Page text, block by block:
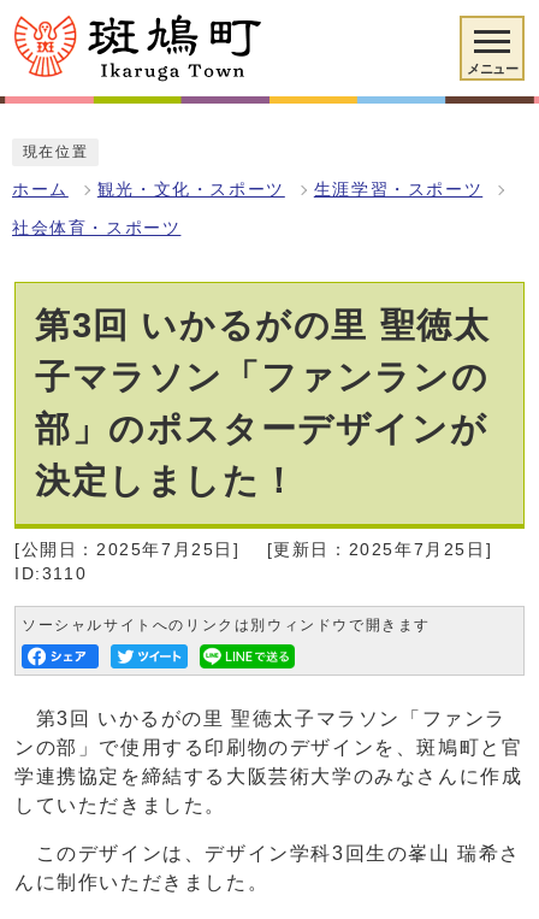
メニュー
現在位置
ホーム 観光・文化・スポーツ 生涯学習・スポーツ
社会体育・スポーツ
第3回 いかるがの里 聖徳太
子マラソン「ファンランの
部」のポスターデザインが
決定しました！
[公開日：2025年7月25日]
[更新日：2025年7月25日]
ID:3110
ソーシャルサイトへのリンクは別ウィンドウで開きます
第3回 いかるがの里 聖徳太子マラソン「ファンラ
ンの部」で使用する印刷物のデザインを、斑鳩町と官
学連携協定を締結する大阪芸術大学のみなさんに作成
していただきました。
このデザインは、デザイン学科3回生の峯山 瑞希さ
んに制作いただきました。